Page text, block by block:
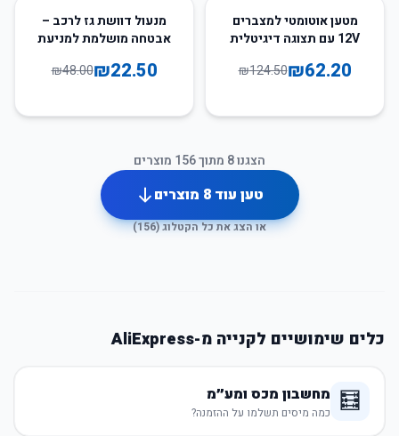
50
מטען אוטומטי למצברים
12V עם תצוגה דיגיטלית
₪62.20
₪124.50
53
מנעול דוושת גז לרכב –
אבטחה מושלמת למניעת
₪22.50
₪48.00
הצגנו8 מתוך156 מוצרים
טען עוד8 מוצרים
או הצג את כל הקטלוג (156
)
כלים שימושיים לקנייה מ-AliExpress
🧮 מחשבון מכס ומע״מ
כמה מיסים תשלמו על ההזמנה?